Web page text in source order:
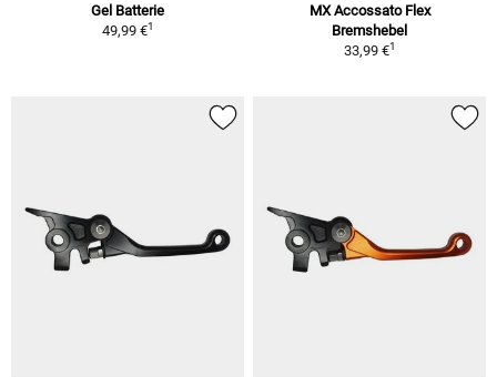
Gel Batterie
49,99 €1
MX Accossato Flex
Bremshebel
33,99 €1